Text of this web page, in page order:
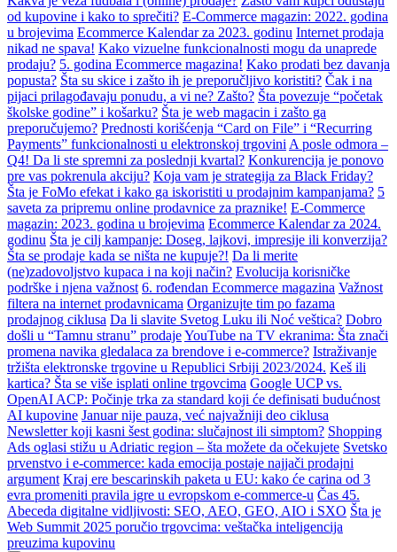
od kupovine i kako to sprečiti? E-Commerce magazin: 2022. godina
u brojevima Ecommerce Kalendar za 2023. godinu Internet prodaja
nikad ne spava! Kako vizuelne funkcionalnosti mogu da unaprede
prodaju? 5. godina Ecommerce magazina! Kako prodati bez davanja
popusta? Šta su skice i zašto ih je preporučljivo koristiti? Čak i na
pijaci prilagođavaju ponudu, a vi ne? Zašto? Šta povezuje “početak
školske godine” i košarku? Šta je web magacin i zašto ga
preporučujemo? Prednosti korišćenja “Card on File” i “Recurring
Payments” funkcionalnosti u elektronskoj trgovini A posle odmora –
Q4! Da li ste spremni za poslednji kvartal? Konkurencija je ponovo
pre vas pokrenula akciju? Koja vam je strategija za Black Friday?
Šta je FoMo efekat i kako ga iskoristiti u prodajnim kampanjama? 5
saveta za pripremu online prodavnice za praznike! E-Commerce
magazin: 2023. godina u brojevima Ecommerce Kalendar za 2024.
godinu Šta je cilj kampanje: Doseg, lajkovi, impresije ili konverzija?
Šta se prodaje kada se ništa ne kupuje?! Da li merite
(ne)zadovoljstvo kupaca i na koji način? Evolucija korisničke
podrške i njena važnost 6. rođendan Ecommerce magazina Važnost
filtera na internet prodavnicama Organizujte tim po fazama
prodajnog ciklusa Da li slavite Svetog Luku ili Noć veštica? Dobro
došli u “Tamnu stranu” prodajeYouTube na TV ekranima: Šta znači
promena navika gledalaca za brendove i e-commerce? Istraživanje
tržišta elektronske trgovine u Republici Srbiji 2023/2024. Keš ili
kartica? Šta se više isplati online trgovcima Google UCP vs.
OpenAI ACP: Počinje trka za standard koji će definisati budućnost
AI kupovine Januar nije pauza, već najvažniji deo ciklusa
Newsletter koji kasni šest godina: slučajnost ili simptom? Shopping
Ads oglasi stižu u Adriatic region – šta možete da očekujete Svetsko
prvenstvo i e-commerce: kada emocija postaje najjači prodajni
argument Kraj ere bescarinskih paketa u EU: kako će carina od 3
evra promeniti pravila igre u evropskom e-commerce-u Čas 45.
Abeceda digitalne vidljivosti: SEO, AEO, GEO, AIO i SXO Šta je
Web Summit 2025 poručio trgovcima: veštačka inteligencija
preuzima kupovinu